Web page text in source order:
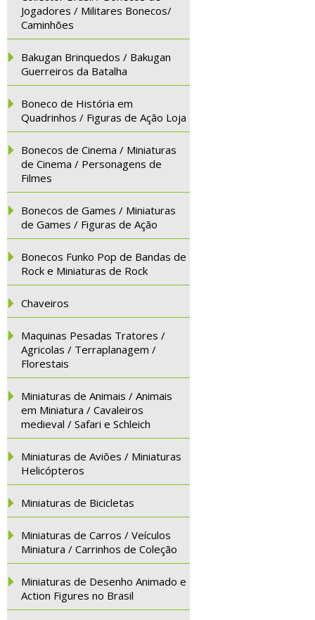
Jogadores / Militares Bonecos/
Caminhões
Bakugan Brinquedos / Bakugan
Guerreiros da Batalha
Boneco de História em
Quadrinhos / Figuras de Ação Loja
Bonecos de Cinema / Miniaturas
de Cinema / Personagens de
Filmes
Bonecos de Games / Miniaturas
de Games / Figuras de Ação
Bonecos Funko Pop de Bandas de
Rock e Miniaturas de Rock
Chaveiros
Maquinas Pesadas Tratores /
Agricolas / Terraplanagem /
Florestais
Miniaturas de Animais / Animais
em Miniatura / Cavaleiros
medieval / Safari e Schleich
Miniaturas de Aviões / Miniaturas
Helicópteros
Miniaturas de Bicicletas
Miniaturas de Carros / Veículos
Miniatura / Carrinhos de Coleção
Miniaturas de Desenho Animado e
Action Figures no Brasil